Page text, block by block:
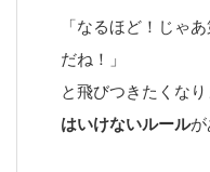
「なるほど！じゃ
だね！」
と飛びつきたくな
はいけないルールが